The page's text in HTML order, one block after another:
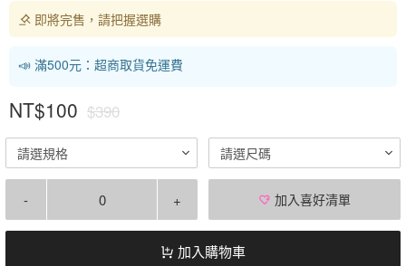
即將完售，請把握選購
📣 滿500元：超商取貨免運費
NT$100 $390
請選規格 請選尺碼
- + 加入喜好清單
加入購物車